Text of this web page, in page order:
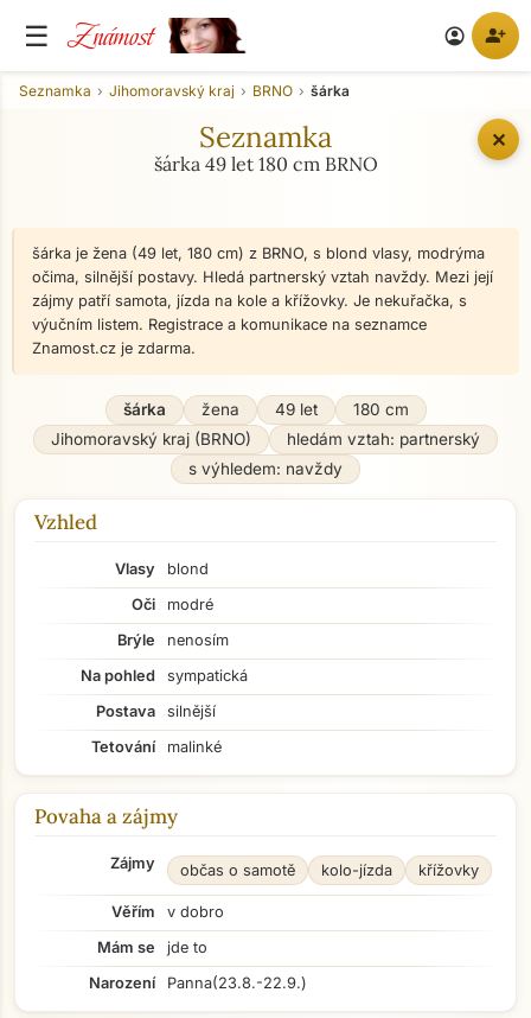
☰ Známost account_circle person_add
✕
Seznamka Jihomoravský kraj BRNO šárka
Seznamka
šárka 49 let 180 cm BRNO
šárka je žena (49 let, 180 cm) z BRNO, s blond vlasy, modrýma
očima, silnější postavy. Hledá partnerský vztah navždy. Mezi její
zájmy patří samota, jízda na kole a křížovky. Je nekuřačka, s
výučním listem. Registrace a komunikace na seznamce
Znamost.cz je zdarma.
šárka žena 49 let
180 cm
Jihomoravský kraj (BRNO)
hledám vztah: partnerský
s výhledem: navždy
Vzhled
Vlasy
blond
Oči
modré
Brýle
nenosím
Na pohled
sympatická
Postava
silnější
Tetování
malinké
Povaha a zájmy
Zájmy občas o samotě kolo-jízda křížovky
Věřím
v dobro
Mám se
jde to
Narození
Panna(23.8.-22.9.)